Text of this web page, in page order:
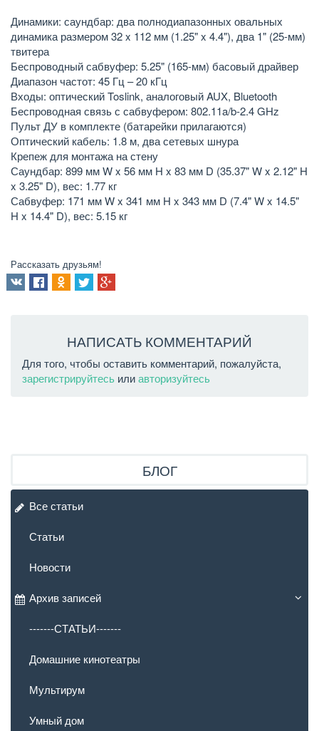
Динамики: саундбар: два полнодиапазонных овальных
динамика размером 32 x 112 мм (1.25" x 4.4"), два 1" (25-мм)
твитера
Беспроводный сабвуфер: 5.25" (165-мм) басовый драйвер
Диапазон частот: 45 Гц – 20 кГц
Входы: оптический Toslink, аналоговый AUX, Bluetooth
Беспроводная связь с сабвуфером: 802.11a/b-2.4 GHz
Пульт ДУ в комплекте (батарейки прилагаются)
Оптический кабель: 1.8 м, два сетевых шнура
Крепеж для монтажа на стену
Саундбар: 899 мм W x 56 мм H x 83 мм D (35.37" W x 2.12" H
x 3.25" D), вес: 1.77 кг
Сабвуфер: 171 мм W x 341 мм H x 343 мм D (7.4" W x 14.5"
H x 14.4" D), вес: 5.15 кг
Рассказать друзьям!
НАПИСАТЬ КОММЕНТАРИЙ
Для того, чтобы оставить комментарий, пожалуйста,
зарегистрируйтесь илиавторизуйтесь
БЛОГ
Все статьи
Статьи
Новости
Архив записей
-------СТАТЬИ-------
Домашние кинотеатры
Мультирум
Умный дом